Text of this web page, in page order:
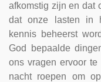
afkomstig zijn en dat
dat onze lasten in
kennis beheerst
God bepaalde
ons vragen ervoor
nacht roepen om